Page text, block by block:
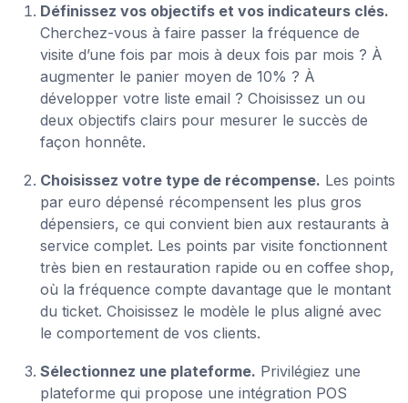
Définissez vos objectifs et vos indicateurs clés.
Cherchez-vous à faire passer la fréquence de
visite d’une fois par mois à deux fois par mois ? À
augmenter le panier moyen de 10% ? À
développer votre liste email ? Choisissez un ou
deux objectifs clairs pour mesurer le succès de
façon honnête.
Choisissez votre type de récompense. Les points
par euro dépensé récompensent les plus gros
dépensiers, ce qui convient bien aux restaurants à
service complet. Les points par visite fonctionnent
très bien en restauration rapide ou en coffee shop,
où la fréquence compte davantage que le montant
du ticket. Choisissez le modèle le plus aligné avec
le comportement de vos clients.
Sélectionnez une plateforme. Privilégiez une
plateforme qui propose une intégration POS